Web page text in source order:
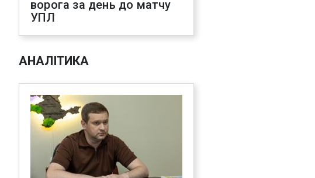
ворога за день до матчу
УПЛ
АНАЛІТИКА